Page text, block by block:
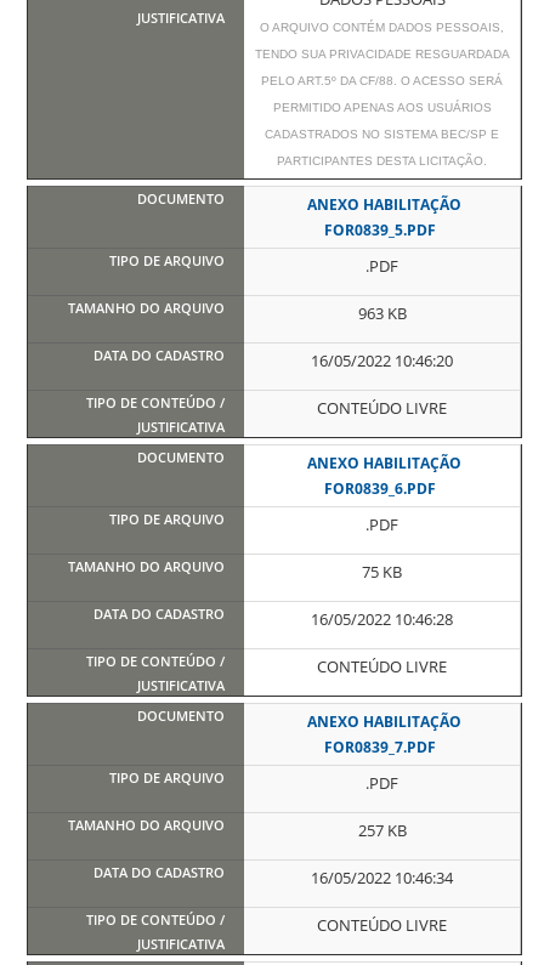
O ARQUIVO CONTÉM DADOS PESSOAIS,
TENDO SUA PRIVACIDADE RESGUARDADA
PELO ART.5º DA CF/88. O ACESSO SERÁ
PERMITIDO APENAS AOS USUÁRIOS
CADASTRADOS NO SISTEMA BEC/SP E
PARTICIPANTES DESTA LICITAÇÃO.
ANEXO HABILITAÇÃO
FOR0839_5.PDF
.PDF
963 KB
16/05/2022 10:46:20
CONTEÚDO LIVRE
ANEXO HABILITAÇÃO
FOR0839_6.PDF
.PDF
75 KB
16/05/2022 10:46:28
CONTEÚDO LIVRE
ANEXO HABILITAÇÃO
FOR0839_7.PDF
.PDF
257 KB
16/05/2022 10:46:34
CONTEÚDO LIVRE